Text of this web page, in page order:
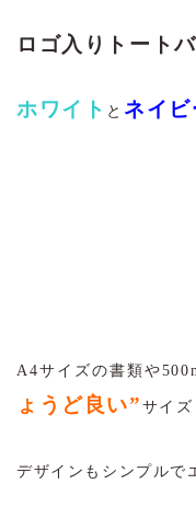
ロゴ入りトート
ホワイト とネイビ
A4サイズの書類や
ょうど良い” サイズ
デザインもシンプルで